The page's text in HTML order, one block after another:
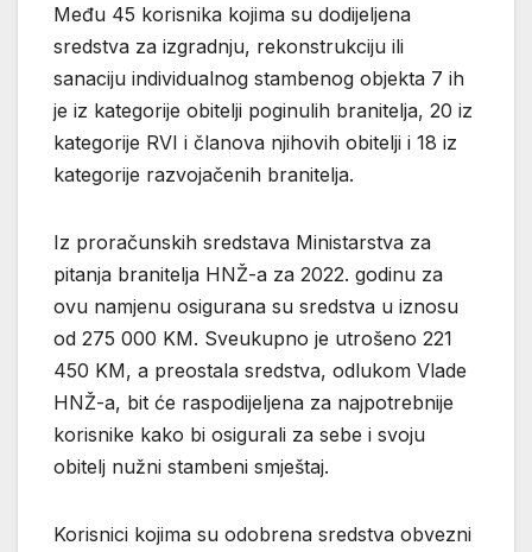
Među 45 korisnika kojima su dodijeljena
sredstva za izgradnju, rekonstrukciju ili
sanaciju individualnog stambenog objekta 7 ih
je iz kategorije obitelji poginulih branitelja, 20 iz
kategorije RVI i članova njihovih obitelji i 18 iz
kategorije razvojačenih branitelja.
Iz proračunskih sredstava Ministarstva za
pitanja branitelja HNŽ-a za 2022. godinu za
ovu namjenu osigurana su sredstva u iznosu
od 275 000 KM. Sveukupno je utrošeno 221
450 KM, a preostala sredstva, odlukom Vlade
HNŽ-a, bit će raspodijeljena za najpotrebnije
korisnike kako bi osigurali za sebe i svoju
obitelj nužni stambeni smještaj.
Korisnici kojima su odobrena sredstva obvezni